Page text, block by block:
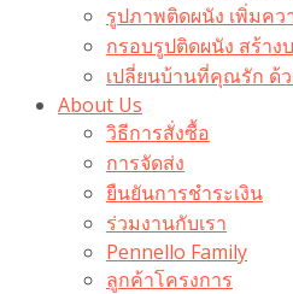
รูปภาพติดผนัง เพิ่มค
กรอบรูปติดผนัง สร้า
เปลี่ยนบ้านที่คุณรัก ด้
About Us
วิธีการสั่งซื้อ
การจัดส่ง
ยืนยันการชำระเงิน
ร่วมงานกับเรา
Pennello Family
ลูกค้าโครงการ